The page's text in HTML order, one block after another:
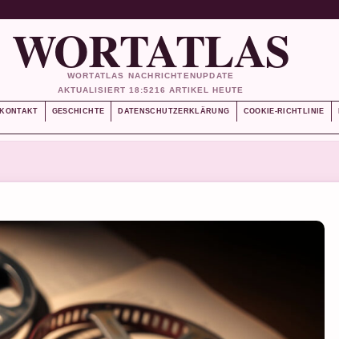
WORTATLAS
WORTATLAS NACHRICHTENUPDATE
AKTUALISIERT 18:5216 ARTIKEL HEUTE
KONTAKT GESCHICHTE DATENSCHUTZERKLÄRUNG COOKIE-RICHTLINIE